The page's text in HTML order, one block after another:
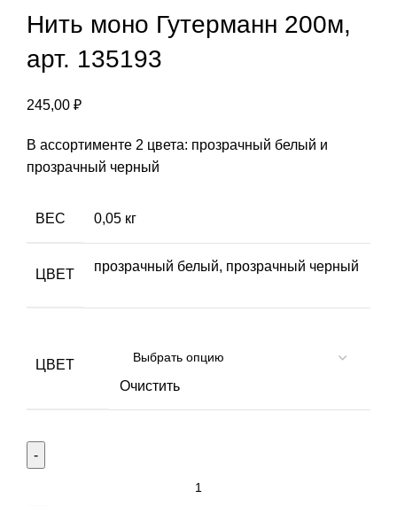
Нить моно Гутерманн 200м,
арт. 135193
245,00 ₽
В ассортименте 2 цвета: прозрачный белый и
прозрачный черный
ВЕС 0,05 кг
ЦВЕТ
прозрачный белый, прозрачный черный
ЦВЕТ
Очистить